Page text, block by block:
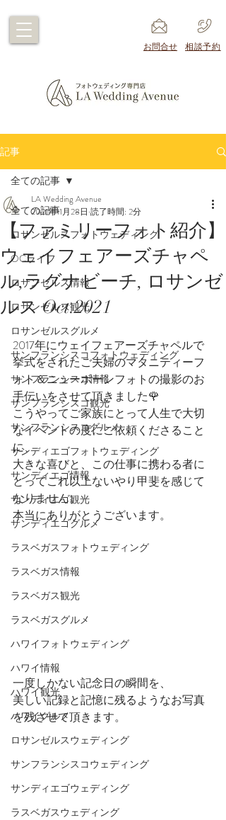
​お問合せ ​相談予約
記事
全ての記事
ロサンゼルスフォトウェディング
OCライフ
ロサンゼルス情報
ロサンゼルス観光
ロサンゼルスグルメ
サンフランシスコフォトウェディング
サンフランシスコ情報
サンフランシスコ観光
サンフランシスコグルメ
サンディエゴフォトウェディング
サンディエゴ情報
サンディエゴ観光
サンディエゴグルメ
ラスベガスフォトウェディング
ラスベガス情報
ラスベガス観光
ラスベガスグルメ
ハワイフォトウェディング
ハワイ情報
ハワイ観光
ハワイグルメ
ロサンゼルスウェディング
サンフランシスコウェディング
サンディエゴウェディング
ラスベガスウェディング
全ての記事
【ファミリーフォト紹介】
ウェイフェアーズチャペ
ル,ラグナビーチ, ロサンゼ
ルス Oct.2021
LA Wedding Avenue
2021年11月28日 読了時間: 2分
2017年にウェイフェアーズチャペルで
挙式をされたご夫婦のマタニティーフ
ォト＆ニューボーンフォトの撮影のお
手伝いをさせて頂きました🌹
こうやってご家族にとって人生で大切
なイベントの度にご依頼くださること
に、
大きな喜びと、この仕事に携わる者に
とってこれ以上ないやり甲斐を感じて
なりません。
本当にありがとうございます。
一度しかない記念日の瞬間を、
美しい記録と記憶に残るようなお写真
を残させて頂きます。